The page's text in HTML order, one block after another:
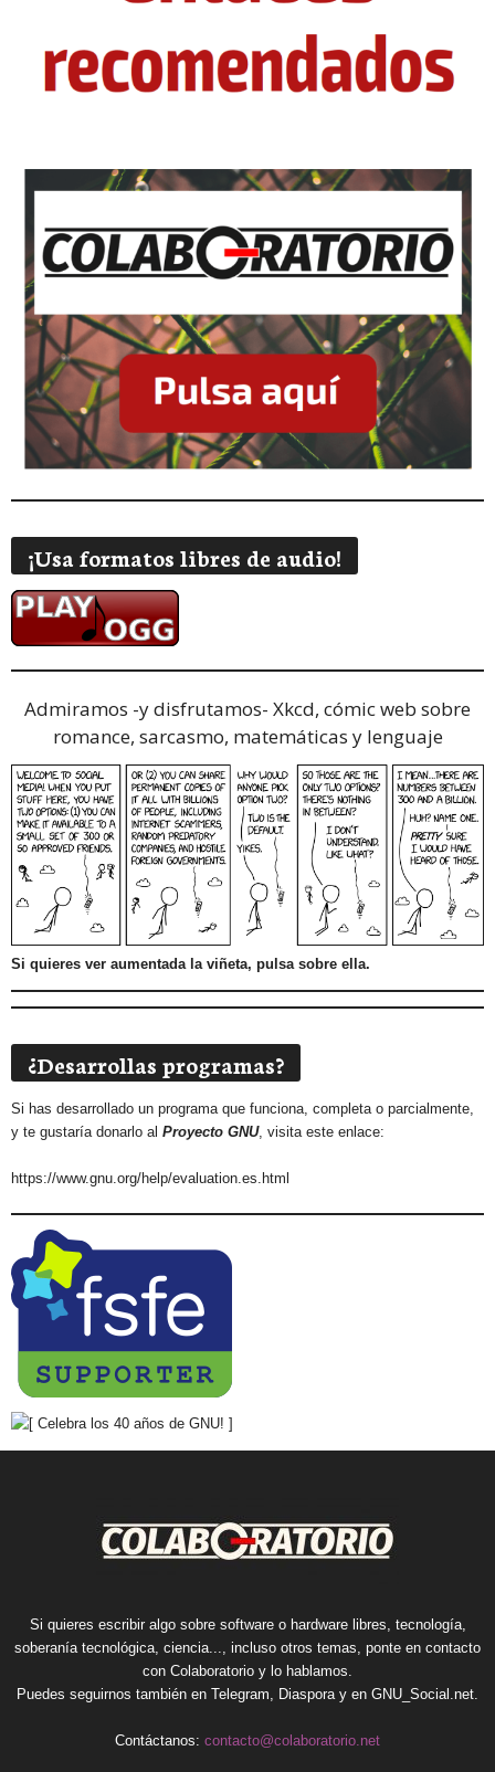
¡Usa formatos libres de audio!
Admiramos -y disfrutamos- Xkcd, cómic web sobre
romance, sarcasmo, matemáticas y lenguaje
Si quieres ver aumentada la viñeta, pulsa sobre ella.
¿Desarrollas programas?
Si has desarrollado un programa que funciona, completa o parcialmente,
y te gustaría donarlo al Proyecto GNU, visita este enlace:
https://www.gnu.org/help/evaluation.es.html
Si quieres escribir algo sobre software o hardware libres, tecnología,
soberanía tecnológica, ciencia..., incluso otros temas, ponte en contacto
con Colaboratorio y lo hablamos.
Puedes seguirnos también en Telegram Diaspora y en GNU_Social.net
Contáctanos: contacto@colaboratorio.net